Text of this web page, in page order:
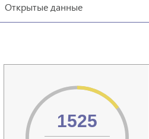
Открытые данные
1525